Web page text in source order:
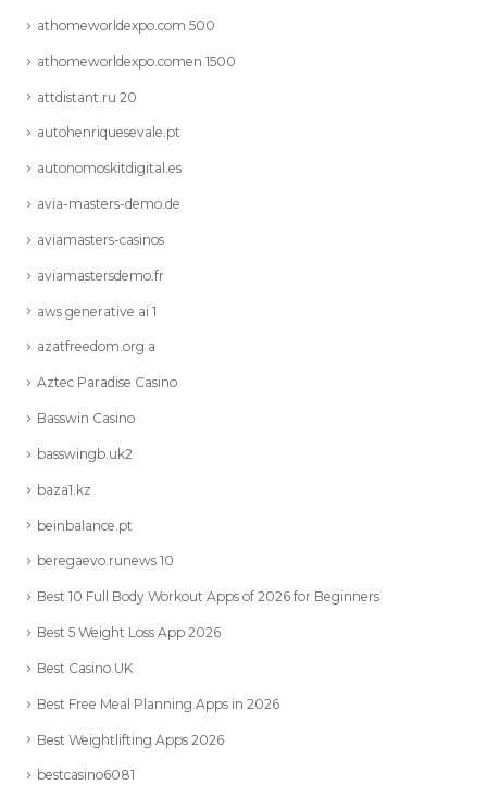
athomeworldexpo.com 500
athomeworldexpo.comen 1500
attdistant.ru 20
autohenriquesevale.pt
autonomoskitdigital.es
avia-masters-demo.de
aviamasters-casinos
aviamastersdemo.fr
aws generative ai 1
azatfreedom.org a
Aztec Paradise Casino
Basswin Casino
basswingb.uk2
baza1.kz
beinbalance.pt
beregaevo.runews 10
Best 10 Full Body Workout Apps of 2026 for Beginners
Best 5 Weight Loss App 2026
Best Casino UK
Best Free Meal Planning Apps in 2026
Best Weightlifting Apps 2026
bestcasino6081